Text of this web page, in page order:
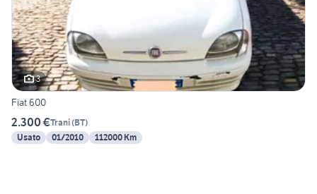
3
Fiat 600
2.300 €Trani(BT)
Usato
01/2010 112000 Km